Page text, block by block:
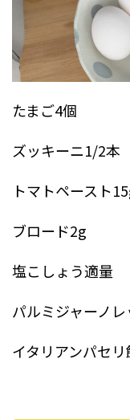
たまご4個
ズッキーニ1/2本
トマトペースト
ブロード2g
塩こしょう適量
パルミジャーノ
イタリアンパセリ